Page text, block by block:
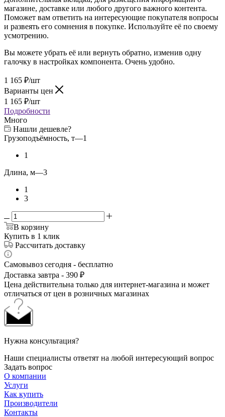
магазине, доставке или любого другого важного контента.
Поможет вам ответить на интересующие покупателя вопросы
и развеять его сомнения в покупке. Используйте её по своему
усмотрению.
Вы можете убрать её или вернуть обратно, изменив одну
галочку в настройках компонента. Очень удобно.
1 165 ₽/шт
Варианты цен
1 165 ₽/шт
Подробности
Много
Нашли дешевле?
Грузоподъёмность, т—1
1
Длина, м—3
1
3
В корзину
Купить в 1 клик
Рассчитать доставку
Самовывоз сегодня - бесплатно
Доставка завтра - 390 ₽
Цена действительна только для интернет-магазина и может
отличаться от цен в розничных магазинах
Нужна консультация?
Наши специалисты ответят на любой интересующий вопрос
Задать вопрос
О компании
Услуги
Как купить
Производители
Контакты